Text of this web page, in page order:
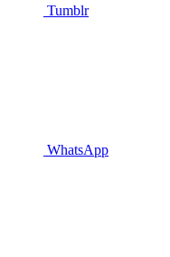
Tumblr
WhatsApp